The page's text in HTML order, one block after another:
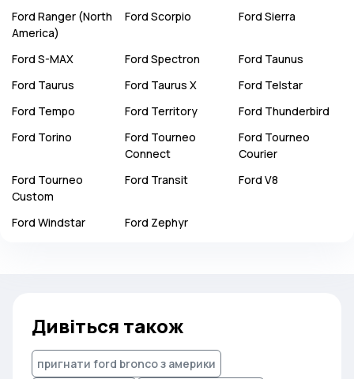
Ford Ranger (North
America)
Ford Scorpio Ford Sierra
Ford S-MAX Ford Spectron Ford Taunus
Ford Taurus Ford Taurus X Ford Telstar
Ford Tempo Ford Territory Ford Thunderbird
Ford Torino Ford Tourneo
Connect
Ford Tourneo
Courier
Ford Tourneo
Custom
Ford Transit Ford V8
Ford Windstar Ford Zephyr
Дивіться також
пригнати ford bronco з америки